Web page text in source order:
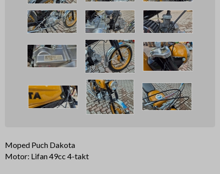
Moped Puch Dakota
Motor: Lifan 49cc 4-takt